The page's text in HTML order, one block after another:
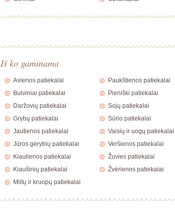
Iš ko gaminama
Avienos patiekalai
Bulviniai patiekalai
Daržovių patiekalai
Grybų patiekalai
Jautienos patiekalai
Jūros gėrybių patiekalai
Kiaulienos patiekalai
Kiaušinių patiekalai
Miltų ir kruopų patiekalai
Paukštienos patiekalai
Pieniški patiekalai
Sojų patiekalai
Sūrio patiekalai
Vaisių ir uogų patiekalai
Veršienos patiekalai
Žuvies patiekalai
Žvėrienos patiekalai